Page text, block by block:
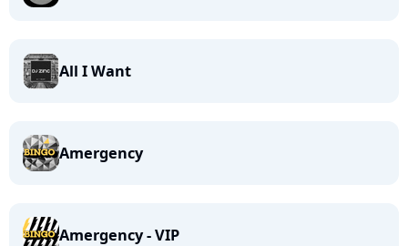
All I Want
Amergency
Amergency - VIP